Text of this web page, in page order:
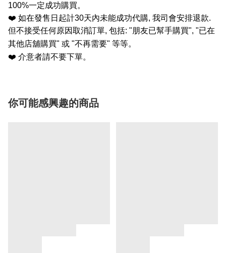
100%一定成功購買。
❤️ 如在發售日起計30天內未能成功代購, 我司會安排退款.
但不接受任何原因取消訂單, 包括: "朋友已幫手購買", "已在
其他店舖購買" 或 "不再需要" 等等。
❤️ 介意者請不要下單。
你可能感興趣的商品